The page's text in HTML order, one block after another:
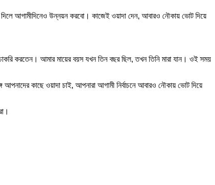
আগামীদিনেও উন্নয়ন করবো। কাজেই ওয়াদা দেন, আবারও নৌকায় ভোট দিয়ে
করতেন। আমার মায়ের বয়স যখন তিন বছর ছিল, তখন তিনি মারা যান। ওই সময়
কাছে ওয়াদা চাই, আপনারা আগামী নির্বাচনে আবারও নৌকায় ভোট দিয়ে